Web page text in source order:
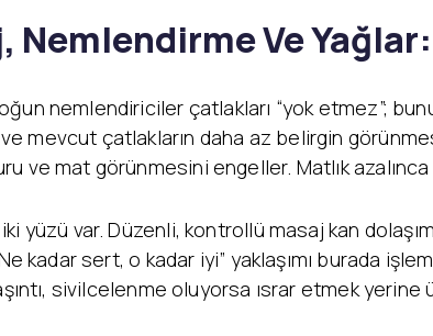
Nemlendirme Ve
nemlendiriciler çatlakları “yok etmez”;
mevcut çatlakların daha az belirgin
ve mat görünmesini engeller. Matlık
iki yüzü var. Düzenli, kontrollü masaj kan
kadar sert, o kadar iyi” yaklaşımı burada
sivilcelenme oluyorsa ısrar etmek yerine